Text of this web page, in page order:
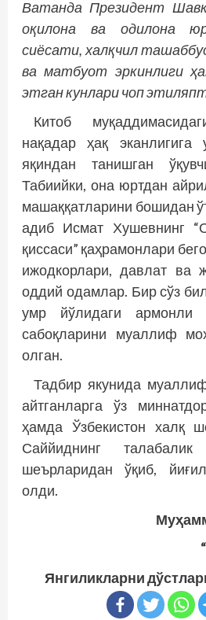
Ватанда Президент
оқилона ва одилона
сиёсати, халқчил
ва матбуот эркинлиги
этган кунлари чоп
Китоб
нақадар ҳақ
яқиндан танишган
Табиийки, она юртдан
машаққатларини бошидан
адиб Исмат Хушевнинг
қиссаси” қаҳрамонлари
ижодкорлари, давлат ва
оддий одамлар. Бир сўз
умр йўлидаги
сабоқларини муаллиф
олган.
Тадбир якунида
айтганларга ўз
ҳамда Ўзбекистон халқ
Саййиднинг
шеърларидан ўқиб,
олди.
Янгиликларни